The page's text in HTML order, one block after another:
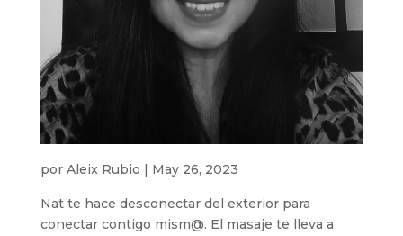
por Aleix Rubio | May 26, 2023
Nat te hace desconectar del exterior para
conectar contigo mism@. El masaje te lleva a